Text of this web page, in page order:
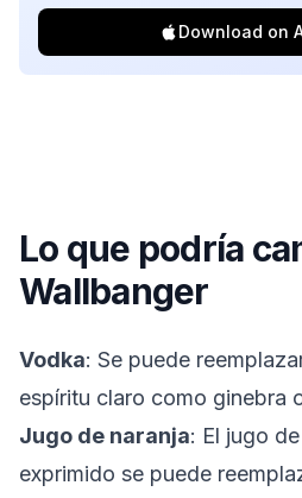
Download on
Lo que podría
Wallbanger
Vodka: Se puede
espíritu claro como ginebra
Jugo de naranja: El jugo
exprimido se puede